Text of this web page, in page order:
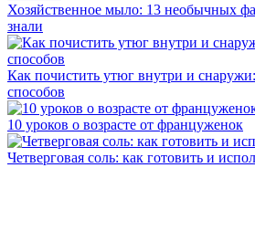
Хозяйственное мыло: 13 необычных
знали
Как почистить утюг внутри и
способов
10 уроков о возрасте от француженок
Четверговая соль: как готовить и